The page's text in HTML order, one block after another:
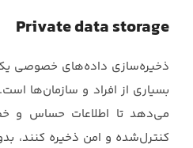
Private data storage
ذخیره‌سازی داده‌های خصوصی
بسیاری از افراد و سازمان‌ها
می‌دهد تا اطلاعات حساس و
کنترل‌شده و امن ذخیره ‏کنند،